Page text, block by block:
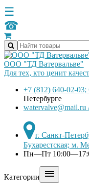
☰
☎
ООО "ТД Ватервальве"
Для тех, кто ценит
+7 (812) 640-02-
Петербурге
watervalve@mail.ru
г. Санкт-
Бухарестская; м.
Пн—Пт
Категории 